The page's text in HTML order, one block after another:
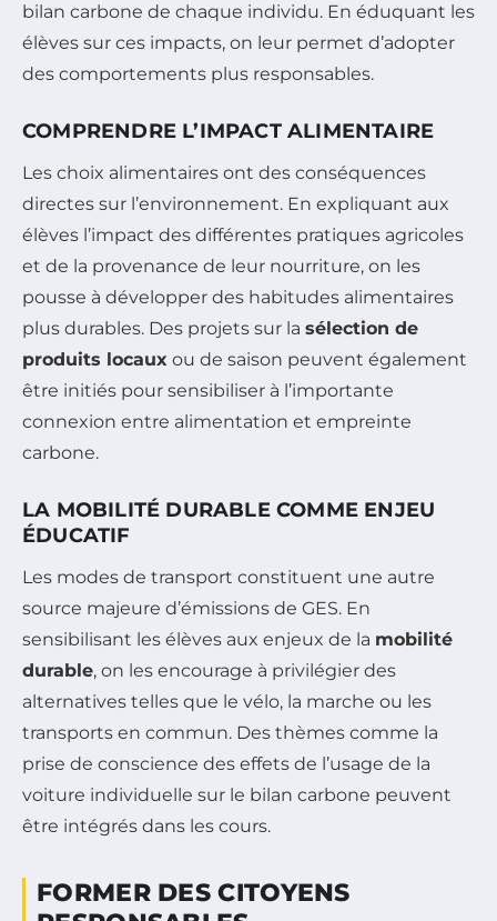
bilan carbone de chaque individu. En éduquant les
élèves sur ces impacts, on leur permet d’adopter
des comportements plus responsables.
COMPRENDRE L’IMPACT ALIMENTAIRE
Les choix alimentaires ont des conséquences
directes sur l’environnement. En expliquant aux
élèves l’impact des différentes pratiques agricoles
et de la provenance de leur nourriture, on les
pousse à développer des habitudes alimentaires
plus durables. Des projets sur la sélection de
produits locaux ou de saison peuvent également
être initiés pour sensibiliser à l’importante
connexion entre alimentation et empreinte
carbone.
LA MOBILITÉ DURABLE COMME ENJEU
ÉDUCATIF
Les modes de transport constituent une autre
source majeure d’émissions de GES. En
sensibilisant les élèves aux enjeux de la mobilité
durable, on les encourage à privilégier des
alternatives telles que le vélo, la marche ou les
transports en commun. Des thèmes comme la
prise de conscience des effets de l’usage de la
voiture individuelle sur le bilan carbone peuvent
être intégrés dans les cours.
FORMER DES CITOYENS